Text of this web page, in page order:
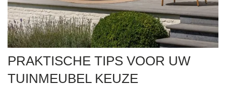
PRAKTISCHE TIPS VOOR UW
TUINMEUBEL KEUZE